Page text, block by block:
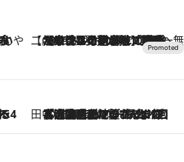
【CREA×星野リゾート】唯一無二。癒しと発見が待つ場所へ
2026.8.7
【トンボの足水浴】ヒノキの香りに包まれて涼感マックス！約13℃の湧水かけ流しを避暑地「星野温泉 トンボの湯」で体験
伎へ 田中稲の勝手に再ブーム
2026.8.7
「湘南乃風に憧れて」観客大盛上がりの“タオル回し”に、ラッパー顔負けの高速歌唱まで…さだまさし（74）のアグレッシブすぎる現在地